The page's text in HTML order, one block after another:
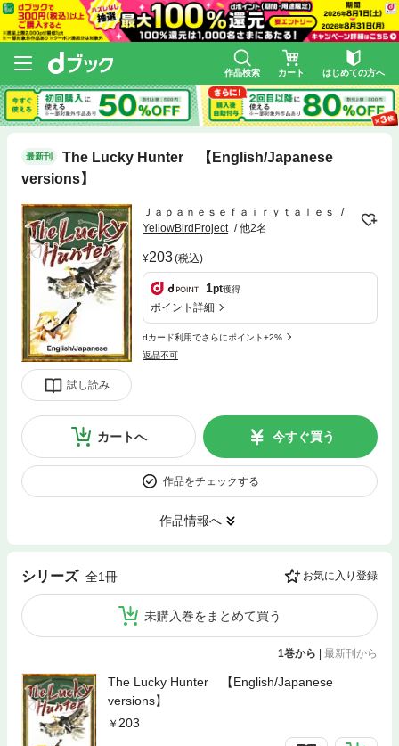
作品検索 カート はじめての方へ
最新刊
The Lucky Hunter 【English/Japanese
versions】
試し読み
Ｊａｐａｎｅｓｅｆａｉｒｙｔａｌｅｓ
YellowBirdProject
他2名
203(税込)
1pt獲得
ポイント詳細
dカード利用でさらにポイント+2%
返品不可
カートへ 今すぐ買う
作品をチェックする
作品情報へ
シリーズ 全1冊 お気に入り登録
未購入巻をまとめて買う
1巻から | 最新刊から
The Lucky Hunter 【English/Japanese
versions】
203